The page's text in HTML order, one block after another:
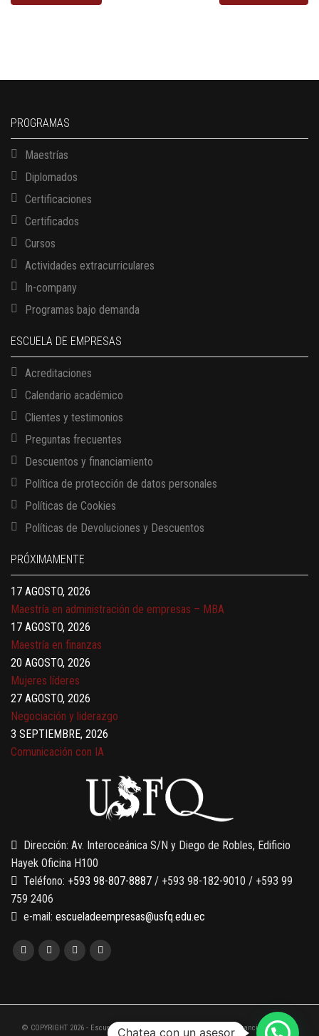
PROGRAMAS
Maestrías
Diplomados
Certificaciones
Certificados
Cursos
Actividades extracurriculares
In-company
Programas bajo demanda
ESCUELA DE EMPRESAS
Acreditaciones
Calendario académico
Clientes y testimonios
Preguntas frecuentes
Descuentos y financiamiento
Política de protección de datos personales
Políticas de Cookies
Políticas de Devoluciones y Descuentos
PRÓXIMAMENTE
13 AGOSTO, 2026
17 AGOSTO, 2026
Gerencia de empresas familiares
17 AGOSTO, 2026
Maestría en administración de empresas – MBA
17 AGOSTO, 2026
Maestría en finanzas
20 AGOSTO, 2026
Mujeres líderes
27 AGOSTO, 2026
Negociación y liderazgo
3 SEPTIEMBRE, 2026
Comunicación con IA
Gobernanza de datos
13 AGOSTO, 2026
Finanzas para no financieros
Dirección: Av. Interoceánica S/N y Diego de Robles, Edificio
Hayek Oficina H100
Teléfono: +593 98-807-8887 / +593 98-182-9010 / +593 99
759 2406
e-mail: escueladeempresas@usfq.edu.ec
© COPYRIGHT 2026 - Escuela de Empresas de la Universidad San Francisco de Quito
Chatea con un asesor